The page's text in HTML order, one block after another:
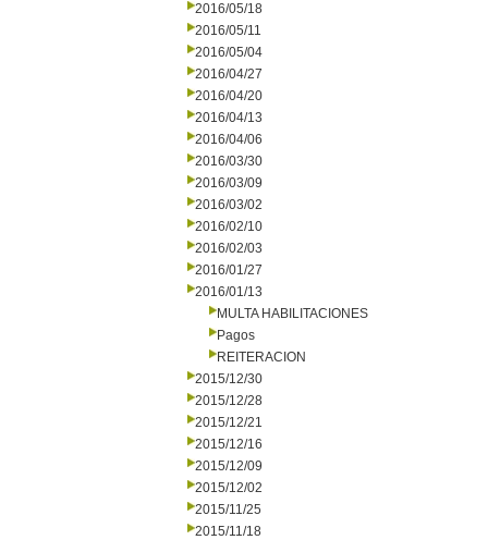
2016/05/18
2016/05/11
2016/05/04
2016/04/27
2016/04/20
2016/04/13
2016/04/06
2016/03/30
2016/03/09
2016/03/02
2016/02/10
2016/02/03
2016/01/27
2016/01/13
MULTA HABILITACIONES
Pagos
REITERACION
2015/12/30
2015/12/28
2015/12/21
2015/12/16
2015/12/09
2015/12/02
2015/11/25
2015/11/18